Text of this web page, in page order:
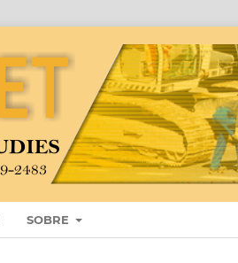
SOBRE